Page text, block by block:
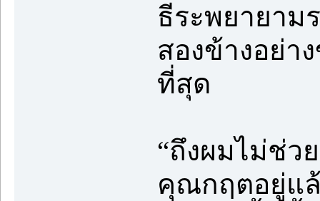
ธีระพยายาม
สองข้างอย่า
ที่สุด
“ถึงผมไม่ช่ว
คุณกฤตอยู่แล้